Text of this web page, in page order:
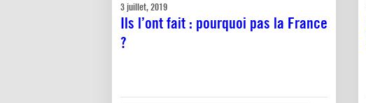
3 juillet, 2019
Ils l’ont fait : pourquoi pas la France
?